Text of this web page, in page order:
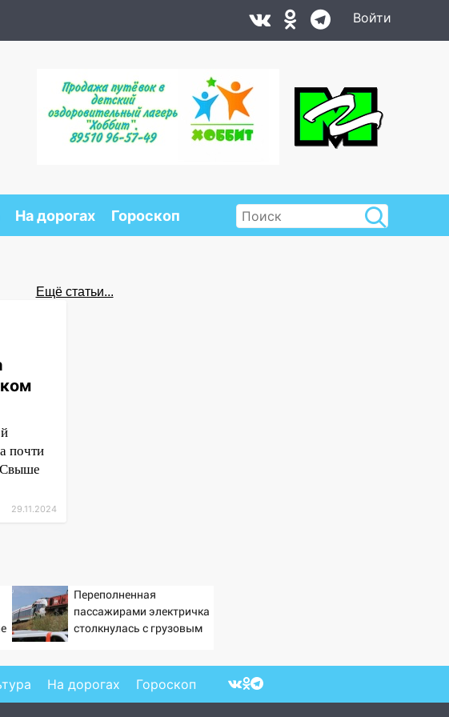
Войти
На дорогах Гороскоп
Ещё статьи...
почти
Свыше
29.11.2024
Переполненная
пассажирами электричка
столкнулась с грузовым
Видео с места ЧП
На дорогах Гороскоп